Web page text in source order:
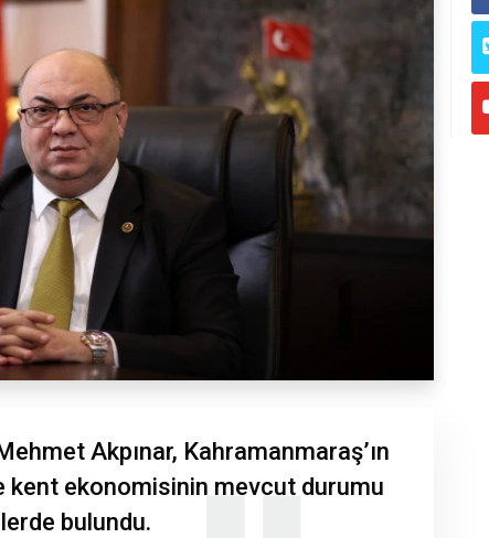
Akpınar, Kahramanmaraş’ın
kent ekonomisinin mevcut durumu
bulundu.